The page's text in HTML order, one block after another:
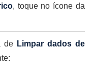
, toque no ícone da
de Limpar dados de